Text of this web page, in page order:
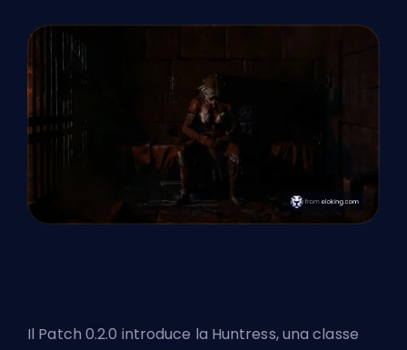
Il Patch 0.2.0 introduce la Huntress,una classe